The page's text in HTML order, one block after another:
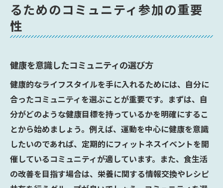
るためのコミュニティ参加の重要
性
健康を意識したコミュニティの選び方
健康的なライフスタイルを手に入れるためには、自分に
合ったコミュニティを選ぶことが重要です。まずは、自
分がどのような健康目標を持っているかを明確にするこ
とから始めましょう。例えば、運動を中心に健康を意識
したいのであれば、定期的にフィットネスイベントを開
催しているコミュニティが適しています。また、食生活
の改善を目指す場合は、栄養に関する情報交換やレシピ